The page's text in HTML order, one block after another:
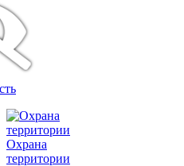
Охрана
территории